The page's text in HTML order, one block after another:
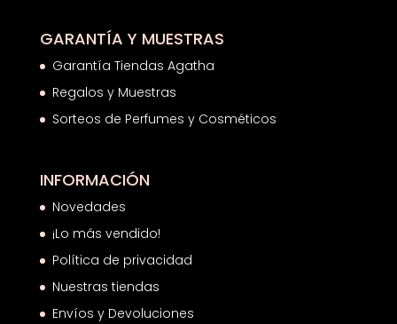
GARANTÍA Y MUESTRAS
Garantía Tiendas Agatha
Regalos y Muestras
Sorteos de Perfumes y Cosméticos
INFORMACIÓN
Novedades
¡Lo más vendido!
Política de privacidad
Nuestras tiendas
Envíos y Devoluciones